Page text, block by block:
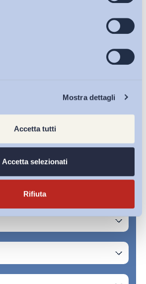
Mostra dettagli
Accetta tutti
Accetta selezionati
Rifiuta
Newsletter